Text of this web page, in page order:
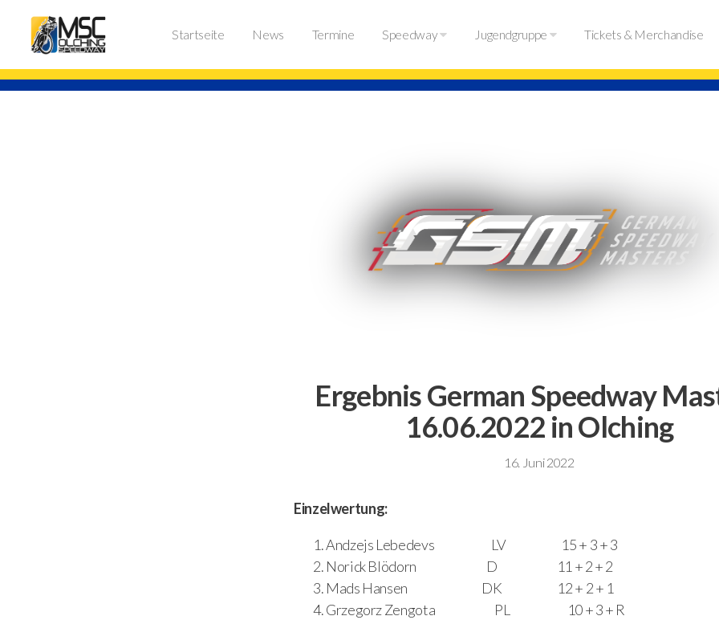
Startseite News Termine Speedway Jugendgruppe Tickets & Merchandise
Ergebnis German Speedway
16.06.2022 in Olching
16. Juni 2022
Einzelwertung:
Andzejs Lebedevs LV 15 + 3 + 3
Norick Blödorn D 11 + 2 + 2
Mads Hansen DK 12 + 2 + 1
Grzegorz Zengota PL 10 + 3 + R